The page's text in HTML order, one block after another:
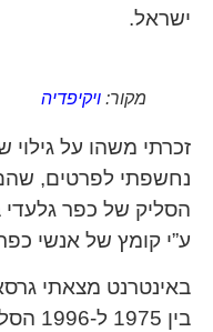
ישראל.
מקור: ויקיפדיה
זכרתי משהו על
נחשפתי לפרטים,
הסליק של כפר גלעדי
ע”י קומץ של אנשי
באינטרנט מצאתי
בין